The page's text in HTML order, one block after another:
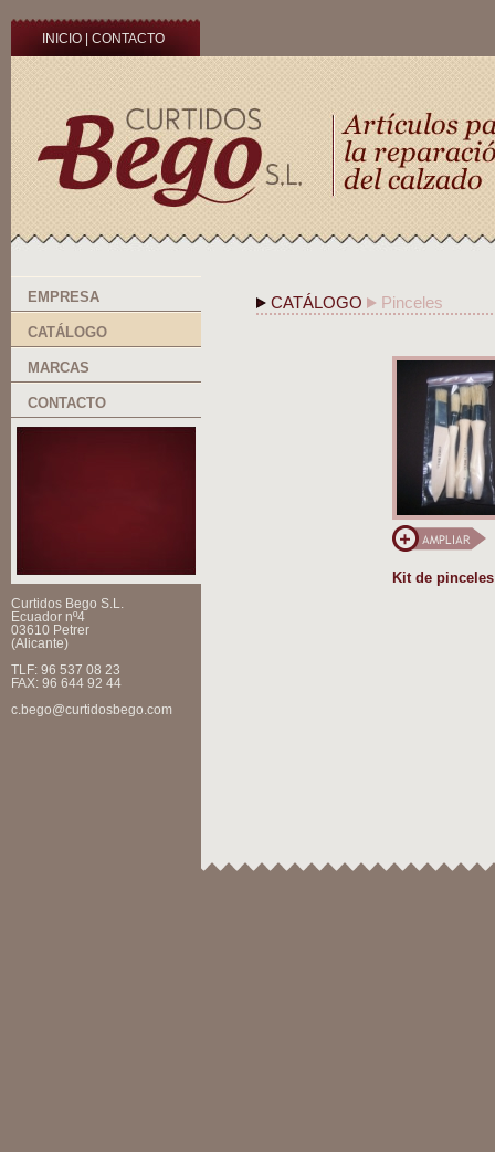
INICIO CONTACTO
EMPRESA
CATÁLOGO
MARCAS
CONTACTO
Curtidos Bego S.L.
Ecuador nº4
03610 Petrer
(Alicante)
TLF: 96 537 08 23
FAX: 96 644 92 44
c.bego@curtidosbego.com
CATÁLOGO Pinceles
Kit de pinceles